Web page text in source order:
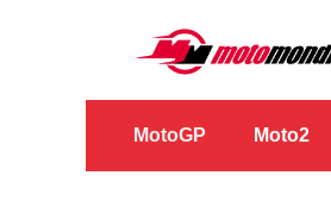
contenuto
MotoGP Moto2